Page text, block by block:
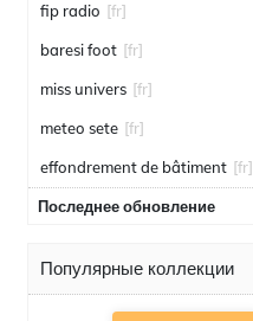
fip radio [fr]
baresi foot [fr]
miss univers [fr]
meteo sete [fr]
effondrement de bâtiment [fr]
Последнее обновление
Популярные коллекции